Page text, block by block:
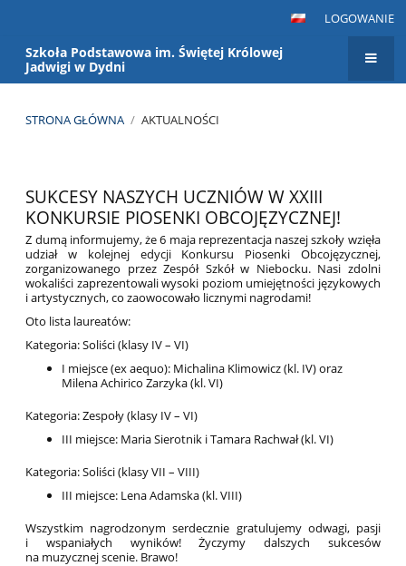
LOGOWANIE
Szkoła Podstawowa im. Świętej Królowej
Jadwigi w Dydni
STRONA GŁÓWNA / AKTUALNOŚCI
SUKCESY NASZYCH UCZNIÓW W XXIII
KONKURSIE PIOSENKI OBCOJĘZYCZNEJ!
Z dumą informujemy, że 6 maja reprezentacja naszej szkoły wzięła
udział w kolejnej edycji Konkursu Piosenki Obcojęzycznej,
zorganizowanego przez Zespół Szkół w Niebocku. Nasi zdolni
wokaliści zaprezentowali wysoki poziom umiejętności językowych
i artystycznych, co zaowocowało licznymi nagrodami!
Oto lista laureatów:
Kategoria: Soliści (klasy IV – VI)
I miejsce (ex aequo): Michalina Klimowicz (kl. IV) oraz
Milena Achirico Zarzyka (kl. VI)
Kategoria: Zespoły (klasy IV – VI)
III miejsce: Maria Sierotnik i Tamara Rachwał (kl. VI)
Kategoria: Soliści (klasy VII – VIII)
III miejsce: Lena Adamska (kl. VIII)
Wszystkim nagrodzonym serdecznie gratulujemy odwagi, pasji
i wspaniałych wyników! Życzymy dalszych sukcesów
na muzycznej scenie. Brawo!